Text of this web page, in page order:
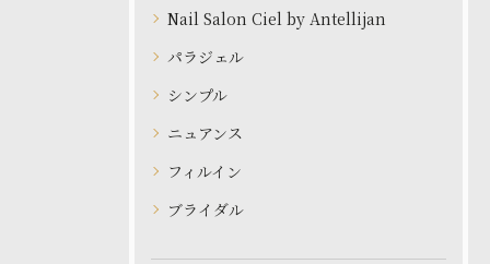
Nail Salon Ciel by Antellijan
パラジェル
シンプル
ニュアンス
フィルイン
ブライダル